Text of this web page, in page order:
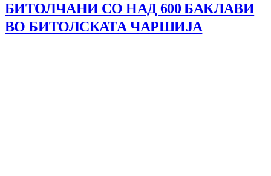
БИТОЛЧАНИ СО НАД 600 БАКЛАВИ
ВО БИТОЛСКАТА ЧАРШИЈА